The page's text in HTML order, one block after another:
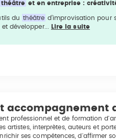
théâtre et en entreprise :
du théâtre d’improvisation pour
développer...
Lire la suite
accompagnement
professionnel et de formation
interprètes, auteurs et
ses compétences, d'affirmer